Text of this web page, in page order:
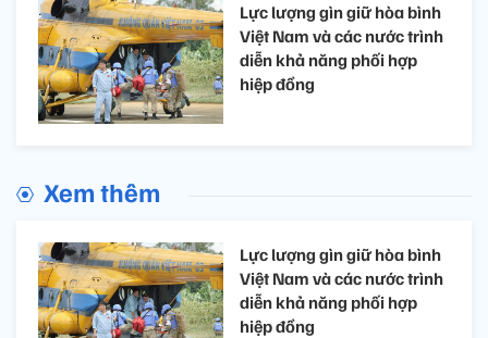
Lực lượng gìn giữ hòa bình
Việt Nam và các nước trình
diễn khả năng phối hợp
hiệp đồng
Xem thêm
Lực lượng gìn giữ hòa bình
Việt Nam và các nước trình
diễn khả năng phối hợp
hiệp đồng